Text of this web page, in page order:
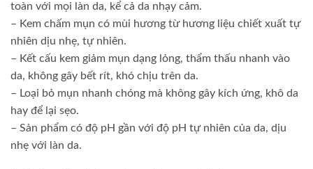
toàn với mọi làn da, kể cả da nhạy cảm.
– Kem chấm mụn có mùi hương từ hương liệu chiết xuất tự
nhiên dịu nhẹ, tự nhiên.
– Kết cấu kem giảm mụn dạng lỏng, thẩm thấu nhanh vào
da, không gây bết rít, khó chịu trên da.
– Loại bỏ mụn nhanh chóng mà không gây kích ứng, khô da
hay để lại sẹo.
– Sản phẩm có độ pH gần với độ pH tự nhiên của da, dịu
nhẹ với làn da.